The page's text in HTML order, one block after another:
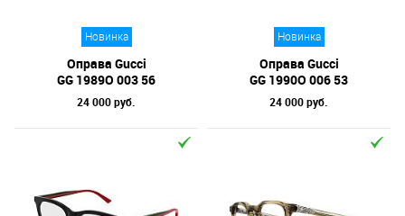
Новинка
Оправа Gucci
GG 1989O 003 56
24 000 руб.
Новинка
Оправа Gucci
GG 1990O 006 53
24 000 руб.